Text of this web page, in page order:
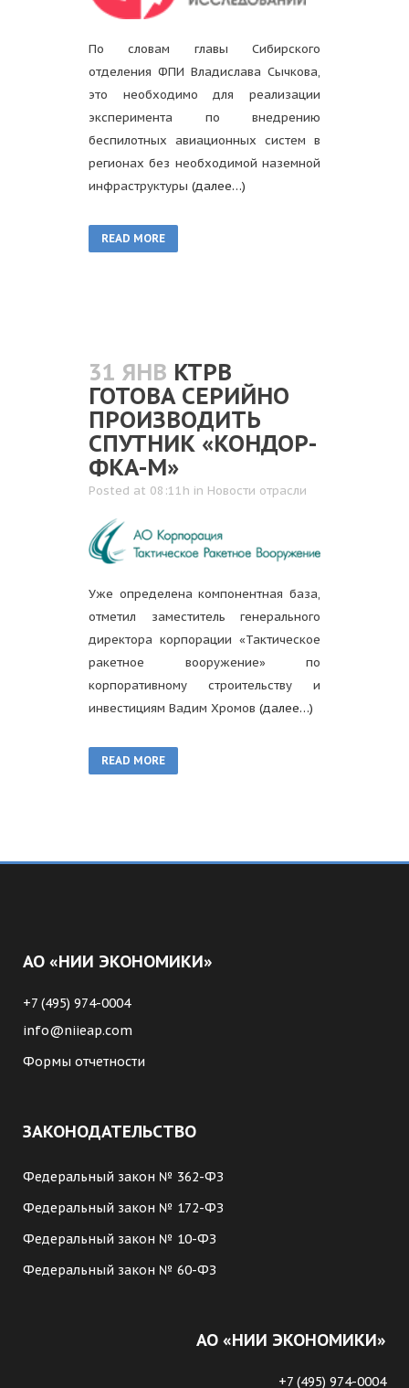
По словам главы Сибирского
отделения ФПИ Владислава Сычкова,
это необходимо для реализации
эксперимента по внедрению
беспилотных авиационных систем в
регионах без необходимой наземной
инфраструктуры (далее…)
READ MORE
31 ЯНВ КТРВ
ГОТОВА СЕРИЙНО
ПРОИЗВОДИТЬ
СПУТНИК «КОНДОР-
ФКА-М»
Posted at 08:11h in Новости отрасли
Уже определена компонентная база,
отметил заместитель генерального
директора корпорации «Тактическое
ракетное вооружение» по
корпоративному строительству и
инвестициям Вадим Хромов (далее…)
READ MORE
АО «НИИ ЭКОНОМИКИ»
+7 (495) 974-0004
info@niieap.com
Формы отчетности
ЗАКОНОДАТЕЛЬСТВО
Федеральный закон № 362-ФЗ
Федеральный закон № 172-ФЗ
Федеральный закон № 10-ФЗ
Федеральный закон № 60-ФЗ
АО «НИИ ЭКОНОМИКИ»
+7 (495) 974-0004